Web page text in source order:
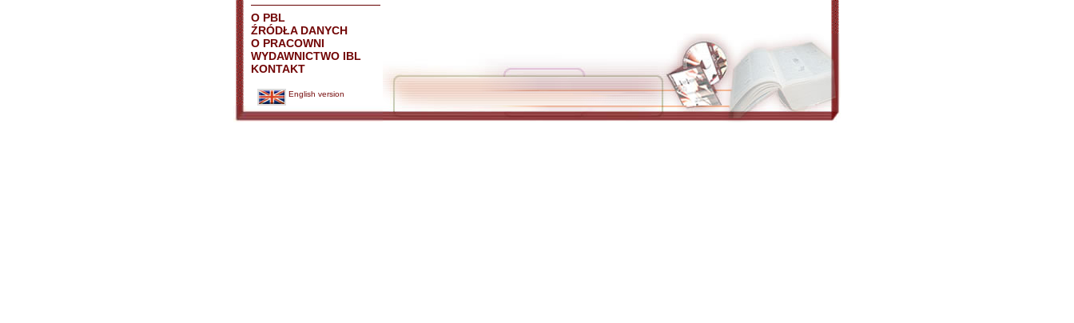
O PBL
ŹRÓDŁA DANYCH
O PRACOWNI
WYDAWNICTWO IBL
KONTAKT
English version